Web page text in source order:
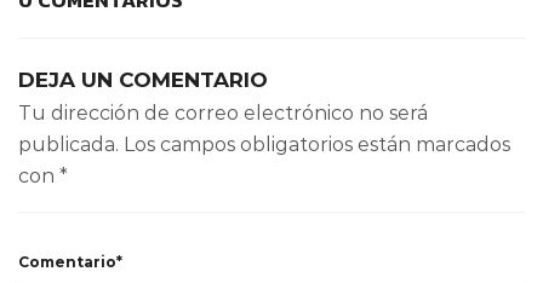
DEJA UN COMENTARIO
Tu dirección de correo electrónico no será
publicada. Los campos obligatorios están marcados
con *
Comentario*